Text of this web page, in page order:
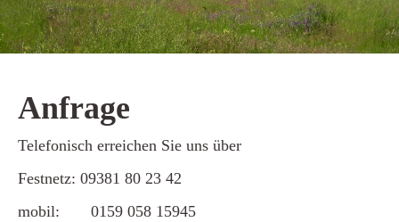
Anfrage
Telefonisch erreichen Sie uns über
Festnetz: 09381 80 23 42
mobil: 0159 058 15945